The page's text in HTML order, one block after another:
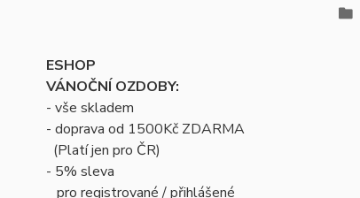
ESHOP
VÁNOČNÍ OZDOBY:
- vše skladem
- doprava od 1500Kč ZDARMA
(Platí jen pro ČR)
- 5% sleva
pro registrované / přihlášené